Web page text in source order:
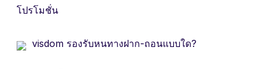
โปรโมชั่น
visdom รองรับหนทางฝาก-ถอนแบบใด?